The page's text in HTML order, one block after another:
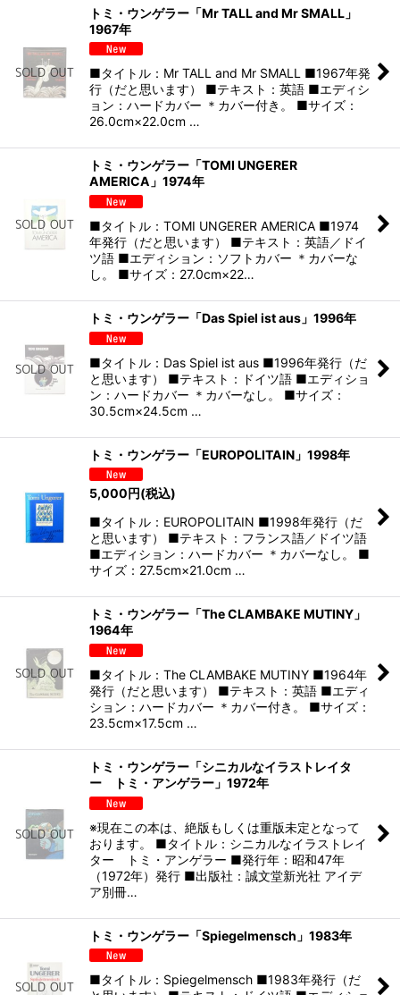
トミ・ウンゲラー「Mr TALL and Mr SMALL」
1967年
■タイトル：Mr TALL and Mr SMALL ■1967年発
行（だと思います） ■テキスト：英語 ■エディシ
ョン：ハードカバー ＊カバー付き。 ■サイズ：
26.0cm×22.0cm …
トミ・ウンゲラー「TOMI UNGERER
AMERICA」1974年
■タイトル：TOMI UNGERER AMERICA ■1974
年発行（だと思います） ■テキスト：英語／ドイ
ツ語 ■エディション：ソフトカバー ＊カバーな
し。 ■サイズ：27.0cm×22…
トミ・ウンゲラー「Das Spiel ist aus」1996年
■タイトル：Das Spiel ist aus ■1996年発行（だ
と思います） ■テキスト：ドイツ語 ■エディショ
ン：ハードカバー ＊カバーなし。 ■サイズ：
30.5cm×24.5cm …
トミ・ウンゲラー「EUROPOLITAIN」1998年
5,000円(税込)
■タイトル：EUROPOLITAIN ■1998年発行（だ
と思います） ■テキスト：フランス語／ドイツ語
■エディション：ハードカバー ＊カバーなし。 ■
サイズ：27.5cm×21.0cm …
トミ・ウンゲラー「The CLAMBAKE MUTINY」
1964年
■タイトル：The CLAMBAKE MUTINY ■1964年
発行（だと思います） ■テキスト：英語 ■エディ
ション：ハードカバー ＊カバー付き。 ■サイズ：
23.5cm×17.5cm …
トミ・ウンゲラー「シニカルなイラストレイタ
ー トミ・アンゲラー」1972年
※現在この本は、絶版もしくは重版未定となって
おります。 ■タイトル：シニカルなイラストレイ
ター トミ・アンゲラー ■発行年：昭和47年
（1972年）発行 ■出版社：誠文堂新光社 アイデ
ア別冊…
トミ・ウンゲラー「Spiegelmensch」1983年
■タイトル：Spiegelmensch ■1983年発行（だ